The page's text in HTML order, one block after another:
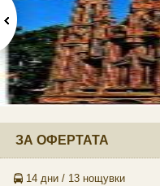
ЗА ОФЕРТАТА
14 дни / 13 нощувки